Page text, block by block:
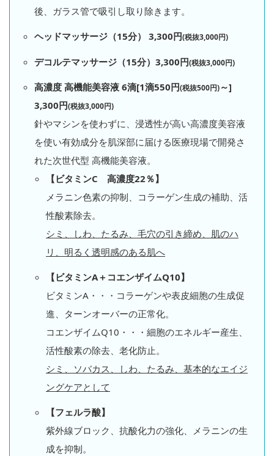
後、ガラス管で吸引し取り除きます。
ヘッドマッサージ（15分） 3,300円(税抜3,000円)
デコルテマッサージ（15分）3,300円(税抜3,000円)
高濃度 高機能美容液 6滴[1滴550円(税抜500円)～]
3,300円(税抜3,000円)
針やマシンを使わずに、浸透性が高い高濃度美容液
を使い有効成分を肌深部に届ける医療現場で開発さ
れた次世代型 高機能美容液。
【ビタミンC 高濃度22％】
メラニン色素の抑制、コラーゲン生成の補助、活
性酸素除去。
シミ、しわ、たるみ、毛穴の引き締め、肌のハ
リ、明るく透明感のある肌へ
【ビタミンA＋コエンザイムQ10】
ビタミンA・・・コラーゲンや表皮細胞の生成促
進、ターンオーバーの正常化。
コエンザイムQ10・・・細胞のエネルギー産生、
活性酸素の除去、老化防止。
シミ、ソバカス、しわ、たるみ、基本的なエイジ
ングケアとして
【フェルラ酸】
紫外線ブロック、抗酸化力の強化、メラニンの生
成を抑制。